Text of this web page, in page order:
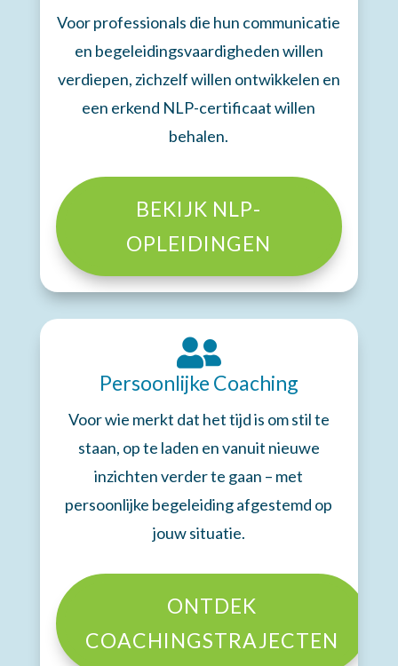
Voor professionals die hun communicatie
en begeleidingsvaardigheden willen
verdiepen, zichzelf willen ontwikkelen en
een erkend NLP-certificaat willen
behalen.
BEKIJK NLP-
OPLEIDINGEN

Persoonlijke Coaching
Voor wie merkt dat het tijd is om stil te
staan, op te laden en vanuit nieuwe
inzichten verder te gaan – met
persoonlijke begeleiding afgestemd op
jouw situatie.
ONTDEK
COACHINGSTRAJECTEN